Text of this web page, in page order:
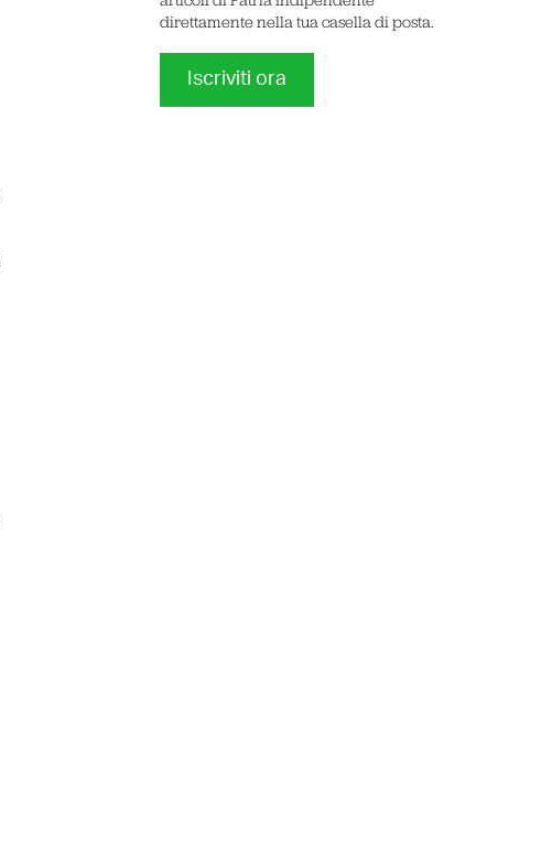
direttamente nella tua casella di posta.
Iscriviti ora